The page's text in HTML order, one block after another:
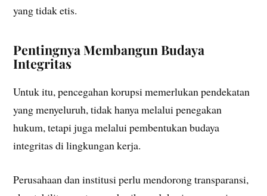
yang tidak etis.
Pentingnya Membangun Budaya
Integritas
Untuk itu, pencegahan korupsi memerlukan pendekatan
yang menyeluruh, tidak hanya melalui penegakan
hukum, tetapi juga melalui pembentukan budaya
integritas di lingkungan kerja.
Perusahaan dan institusi perlu mendorong transparansi,